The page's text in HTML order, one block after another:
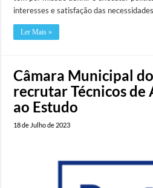
interesses e satisfação das
Ler Mais »
Câmara Municipal
recrutar Técnicos de
ao Estudo
18 de Julho de 2023